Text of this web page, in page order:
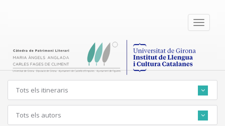
Toggle
Tots els itineraris
Tots els autors